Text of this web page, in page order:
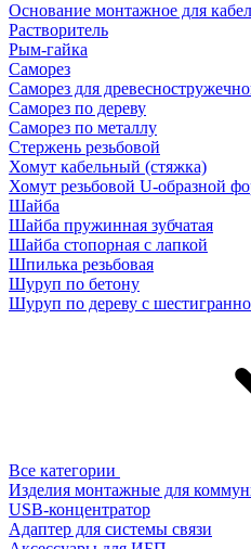
Основание монтажное для
Растворитель
Рым-гайка
Саморез
Саморез для
Саморез по дереву
Саморез по металлу
Стержень резьбовой
Хомут кабельный (стяжка)
Хомут резьбовой U-образной
Шайба
Шайба пружинная зубчатая
Шайба стопорная с лапкой
Шпилька резьбовая
Шуруп по бетону
Шуруп по дереву с
Все категории
Изделия монтажные для
USB-концентратор
Адаптер для системы связи